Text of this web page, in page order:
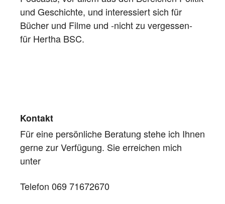
und Geschichte, und interessiert sich für
Bücher und Filme und -nicht zu vergessen-
für Hertha BSC.
Kontakt
Für eine persönliche Beratung stehe ich Ihnen
gerne zur Verfügung. Sie erreichen mich
unter
Telefon 069 71672670